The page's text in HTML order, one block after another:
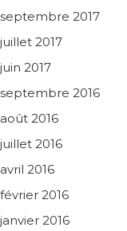
septembre 2017
juillet 2017
juin 2017
septembre 2016
août 2016
juillet 2016
avril 2016
février 2016
janvier 2016